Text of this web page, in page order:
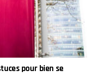
pour bien se